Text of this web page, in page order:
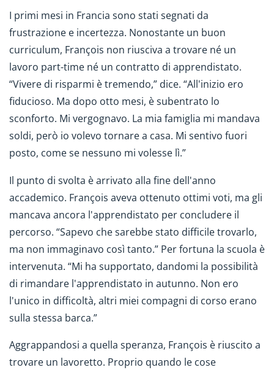
I primi mesi in Francia sono stati segnati da
frustrazione e incertezza. Nonostante un buon
curriculum, François non riusciva a trovare né un
lavoro part-time né un contratto di apprendistato.
“Vivere di risparmi è tremendo,” dice. “All'inizio ero
fiducioso. Ma dopo otto mesi, è subentrato lo
sconforto. Mi vergognavo. La mia famiglia mi mandava
soldi, però io volevo tornare a casa. Mi sentivo fuori
posto, come se nessuno mi volesse lì.”
Il punto di svolta è arrivato alla fine dell'anno
accademico. François aveva ottenuto ottimi voti, ma gli
mancava ancora l'apprendistato per concludere il
percorso. “Sapevo che sarebbe stato difficile trovarlo,
ma non immaginavo così tanto.” Per fortuna la scuola è
intervenuta. “Mi ha supportato, dandomi la possibilità
di rimandare l'apprendistato in autunno. Non ero
l'unico in difficoltà, altri miei compagni di corso erano
sulla stessa barca.”
Aggrappandosi a quella speranza, François è riuscito a
trovare un lavoretto. Proprio quando le cose